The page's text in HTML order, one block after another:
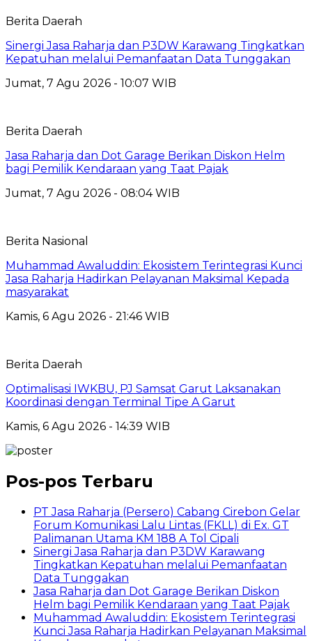
Berita Daerah
Sinergi Jasa Raharja dan P3DW Karawang Tingkatkan
Kepatuhan melalui Pemanfaatan Data Tunggakan
Jumat, 7 Agu 2026 - 10:07 WIB
Berita Daerah
Jasa Raharja dan Dot Garage Berikan Diskon Helm
bagi Pemilik Kendaraan yang Taat Pajak
Jumat, 7 Agu 2026 - 08:04 WIB
Berita Nasional
Muhammad Awaluddin: Ekosistem Terintegrasi Kunci
Jasa Raharja Hadirkan Pelayanan Maksimal Kepada
masyarakat
Kamis, 6 Agu 2026 - 21:46 WIB
Berita Daerah
Optimalisasi IWKBU, PJ Samsat Garut Laksanakan
Koordinasi dengan Terminal Tipe A Garut
Kamis, 6 Agu 2026 - 14:39 WIB
Pos-pos Terbaru
PT Jasa Raharja (Persero) Cabang Cirebon Gelar
Forum Komunikasi Lalu Lintas (FKLL) di Ex. GT
Palimanan Utama KM 188 A Tol Cipali
Sinergi Jasa Raharja dan P3DW Karawang
Tingkatkan Kepatuhan melalui Pemanfaatan
Data Tunggakan
Jasa Raharja dan Dot Garage Berikan Diskon
Helm bagi Pemilik Kendaraan yang Taat Pajak
Muhammad Awaluddin: Ekosistem Terintegrasi
Kunci Jasa Raharja Hadirkan Pelayanan Maksimal